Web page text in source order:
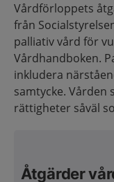
Vårdförloppets
från
palliativ vård för
Vårdhandboken.
inkludera
samtycke. Vården
rättigheter såväl
Åtgärder